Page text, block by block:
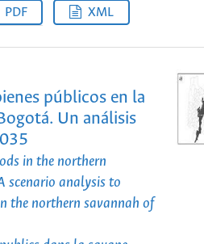
PDF XML
públicos en la
Un análisis
in the northern
scenario analysis to
the northern savannah of